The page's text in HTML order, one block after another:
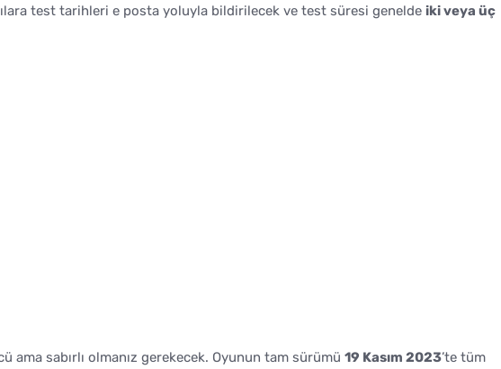
test tarihleri e posta yoluyla bildirilecek ve test süresi genelde iki veya üç
ama sabırlı olmanız gerekecek. Oyunun tam sürümü 19 Kasım 2023’te tüm